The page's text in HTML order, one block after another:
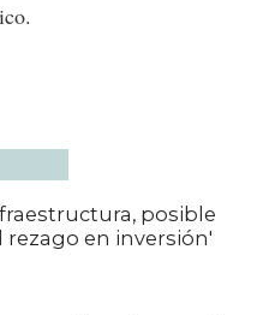
posible
rezago en inversión'